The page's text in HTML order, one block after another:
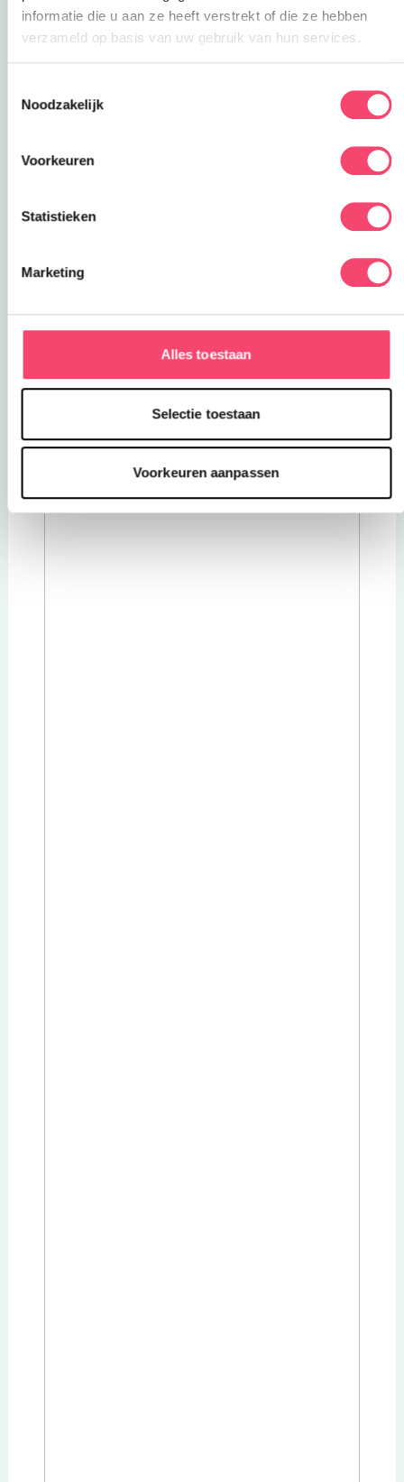
informatie die u aan ze heeft verstrekt of die ze hebben
verzameld op basis van uw gebruik van hun services.
Noodzakelijk
Voorkeuren
Statistieken
Marketing
Alles toestaan
Selectie toestaan
Voorkeuren aanpassen